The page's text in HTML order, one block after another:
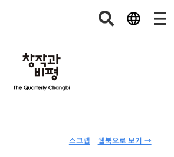
웹북으로 보기 →
스크랩